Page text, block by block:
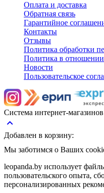
Оплата и доставка
Обратная связь
Гарантийное
Контакты
Отзывы
Политика обработки
Политика в
Новости
Пользовательское
Система интернет-
keyboard_arrow_up
Добавлен в корзину:
Мы заботимся о Ваших
leopanda.by использует
пользовательского опыта,
персонализированных